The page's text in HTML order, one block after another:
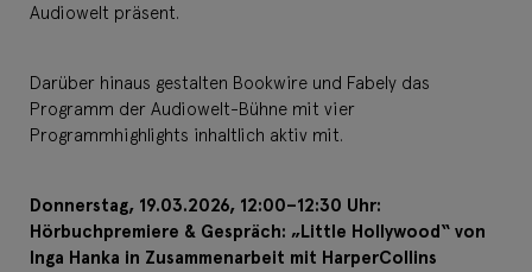
Audiowelt präsent.
Darüber hinaus gestalten Bookwire und Fabely das
Programm der Audiowelt-Bühne mit vier
Programmhighlights inhaltlich aktiv mit.
Donnerstag, 19.03.2026, 12:00–12:30 Uhr:
Hörbuchpremiere & Gespräch: „Little Hollywood“ von
Inga Hanka in Zusammenarbeit mit HarperCollins